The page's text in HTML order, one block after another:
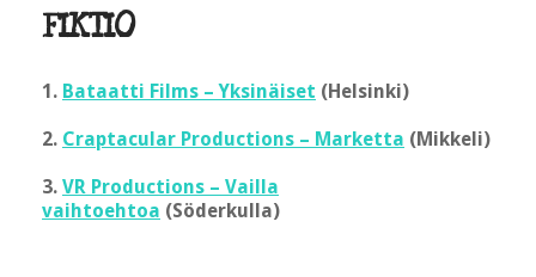
FIKTIO
1. Bataatti Films – Yksinäiset (Helsinki)
2. Craptacular Productions – Marketta (Mikkeli)
3. VR Productions – Vailla
vaihtoehtoa (Söderkulla)